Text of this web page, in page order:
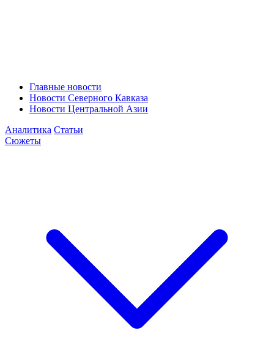
Главные новости
Новости Северного Кавказа
Новости Центральной Азии
Аналитика Статьи
Сюжеты